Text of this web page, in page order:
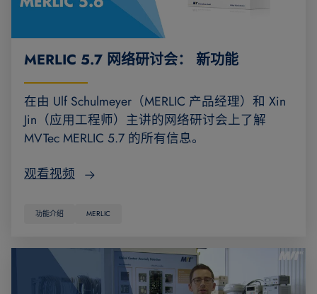
MERLIC 5.7 网络研讨会： 新功能
在由 Ulf Schulmeyer（MERLIC 产品经理）和 Xin
Jin（应用工程师）主讲的网络研讨会上了解
MVTec MERLIC 5.7 的所有信息。
观看视频
功能介绍 MERLIC